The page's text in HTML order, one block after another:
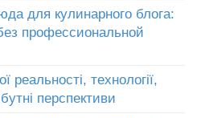
для кулинарного блога:
профессиональной
реальності, технології,
перспективи